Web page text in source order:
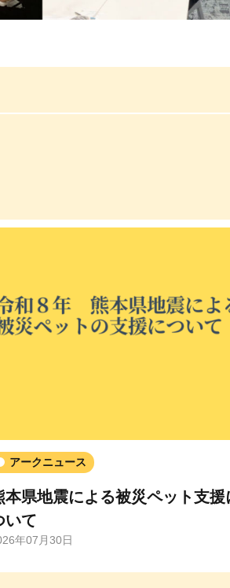
アークニュース
本県地震による被災ペット支援
いて
年07月30日